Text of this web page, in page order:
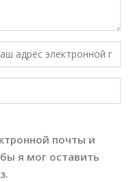
почты и
я мог оставить